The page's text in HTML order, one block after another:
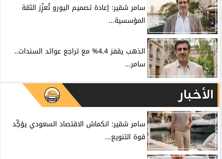
سامر شقير: إعادة تصميم اليورو تُعزِّز الثقة
المؤسسية...
الذهب يقفز 4.4% مع تراجع عوائد السندات..
سامر...
الأخبار
سامر شقير: انكماش الاقتصاد السعودي يؤكِّد
قوة التنويع...